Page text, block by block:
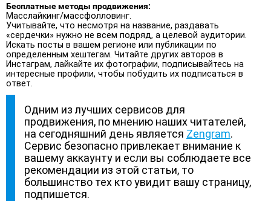
Бесплатные методы продвижения:
Масслайкинг/массфолловинг.
Учитывайте, что несмотря на название, раздавать
«сердечки» нужно не всем подряд, а целевой аудитории.
Искать посты в вашем регионе или публикации по
определенным хештегам. Читайте других авторов в
Инстаграм, лайкайте их фотографии, подписывайтесь на
интересные профили, чтобы побудить их подписаться в
ответ.
Одним из лучших сервисов для
продвижения, по мнению наших читателей,
на сегодняшний день является Zengram.
Сервис безопасно привлекает внимание к
вашему аккаунту и если вы соблюдаете все
рекомендации из этой статьи, то
большинство тех кто увидит вашу страницу,
подпишется.